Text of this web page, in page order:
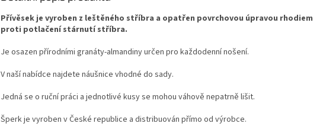
Přívěsek je vyroben z leštěného stříbra a opatřen povrchovou úpravou rhodiem
proti potlačení stárnutí stříbra.
Je osazen přírodními granáty-almandiny určen pro každodenní nošení.
V naší nabídce najdete náušnice vhodné do sady.
Jedná se o ruční práci a jednotlivé kusy se mohou váhově nepatrně lišit.
Šperk je vyroben v České republice a distribuován přímo od výrobce.